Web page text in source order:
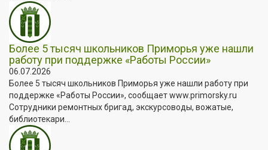
Более 5 тысяч школьников Приморья уже нашли
работу при поддержке «Работы России»
06.07.2026
Более 5 тысяч школьников Приморья уже нашли работу при
поддержке «Работы России», сообщает www.primorsky.ru
Сотрудники ремонтных бригад, экскурсоводы, вожатые,
библиотекари...